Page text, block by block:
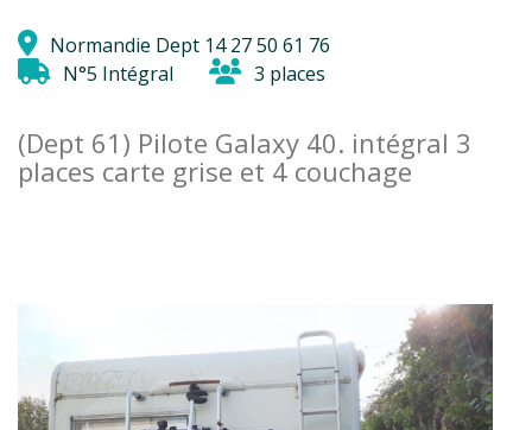
Normandie Dept 14 27 50 61 76
N°5 Intégral
3 places
(Dept 61) Pilote Galaxy 40. intégral 3
places carte grise et 4 couchage